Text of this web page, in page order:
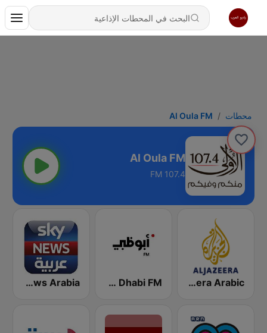
محطات Al Oula FM
Al Oula FM
107.4 FM
Al Jazeera Arabic (قناة الجزيرة) Abu Dhabi FM (اذاعة أبوظبي) Sky News Arabia (سكاي نيوز عربية)